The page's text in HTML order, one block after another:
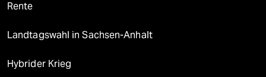
Rente
Landtagswahl in Sachsen-Anhalt
Hybrider Krieg